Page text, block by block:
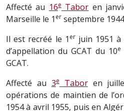
Affecté au 16eTabor en
Marseille le 1 er septembre
Il est recréé le 1 erjuin 1951 à
d’appellation du GCAT du 10e
GCAT.
Affecté au 3eTaboren
opérations de maintien de
1954 à avril 1955, puis en